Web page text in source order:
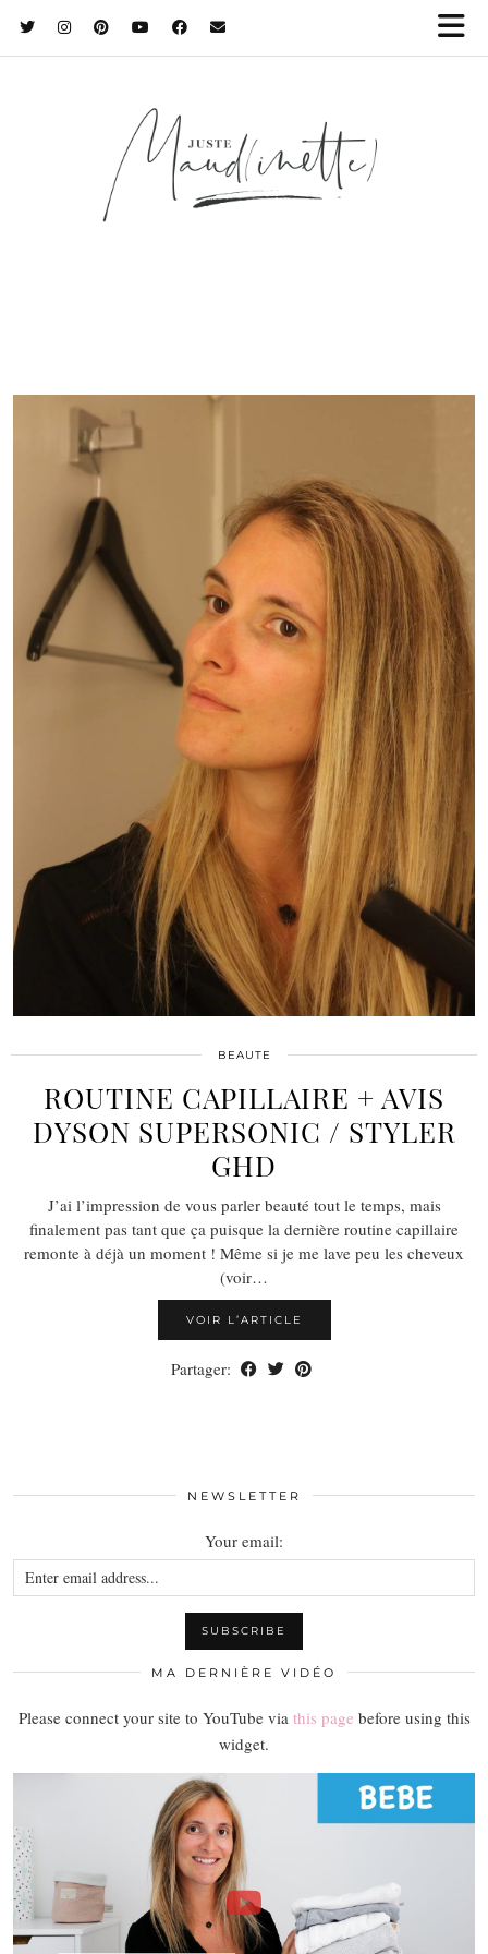
BEAUTE
ROUTINE CAPILLAIRE + AVIS
DYSON SUPERSONIC / STYLER
GHD
J’ai l’impression de vous parler beauté tout le temps, mais
finalement pas tant que ça puisque la dernière routine capillaire
remonte à déjà un moment ! Même si je me lave peu les cheveux
(voir…
VOIR L’ARTICLE
Partager:
NEWSLETTER
Your email:
MA DERNIÈRE VIDÉO
Please connect your site to YouTube via this page before using this
widget.